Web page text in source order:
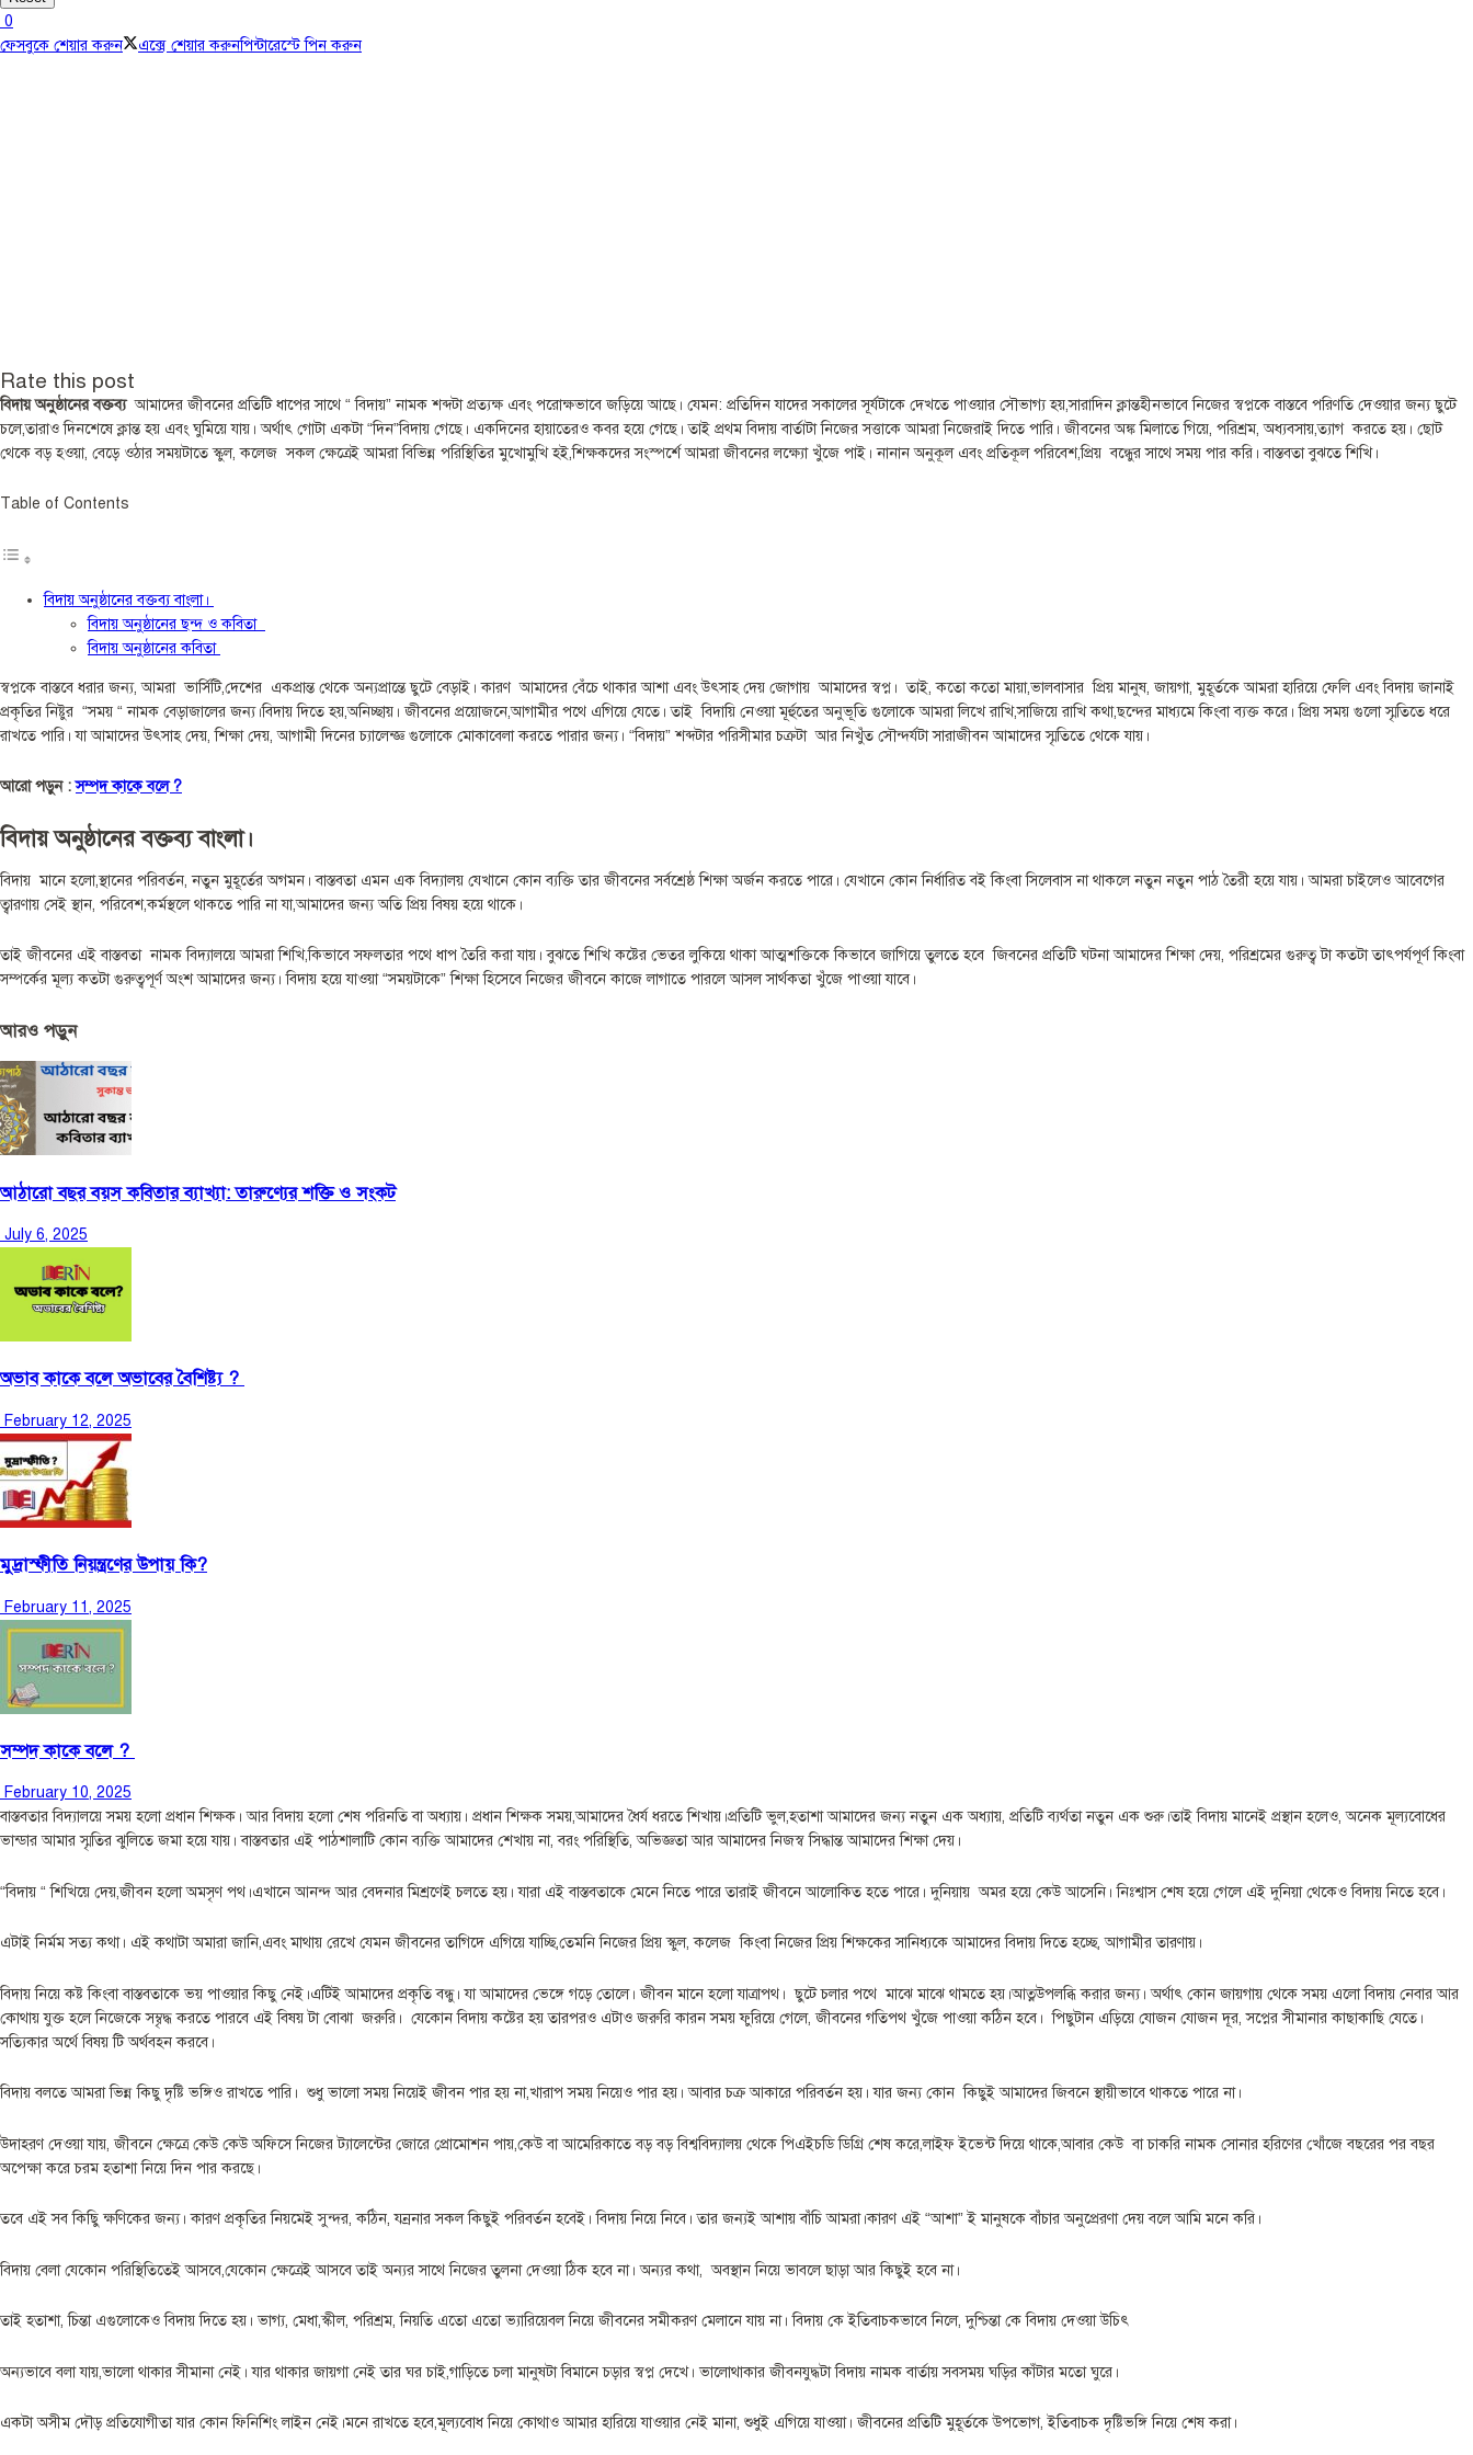
0
ফেসবুকে শেয়ার করুন
এক্সে শেয়ার করুনপিন্টারেস্টে পিন করুন
Rate this post
বিদায় অনুষ্ঠানের বক্তব্য আমাদের জীবনের প্রতিটি ধাপের সাথে “ বিদায়” নামক শব্দটা প্রত্যক্ষ এবং পরোক্ষভাবে জড়িয়ে আছে। যেমন: প্রতিদিন যাদের সকালের সূর্যটাকে দেখতে পাওয়ার সৌভাগ্য হয়,সারাদিন ক্লান্তহীনভাবে নিজের স্বপ্নকে বাস্তবে পরিণতি দেওয়ার জন্য ছুটে
চলে,তারাও দিনশেষে ক্লান্ত হয় এবং ঘুমিয়ে যায়। অর্থাৎ গোটা একটা “দিন”বিদায় গেছে। একদিনের হায়াতেরও কবর হয়ে গেছে। তাই প্রথম বিদায় বার্তাটা নিজের সত্তাকে আমরা নিজেরাই দিতে পারি। জীবনের অঙ্ক মিলাতে গিয়ে, পরিশ্রম, অধ্যবসায়,ত্যাগ করতে হয়। ছোট
থেকে বড় হওয়া, বেড়ে ওঠার সময়টাতে স্কুল, কলেজ সকল ক্ষেত্রেই আমরা বিভিন্ন পরিস্থিতির মুখোমুখি হই,শিক্ষকদের সংস্পর্শে আমরা জীবনের লক্ষ্যো খুঁজে পাই। নানান অনুকূল এবং প্রতিকূল পরিবেশ,প্রিয় বন্ধুের সাথে সময় পার করি। বাস্তবতা বুঝতে শিখি।
Table of Contents
বিদায় অনুষ্ঠানের বক্তব্য বাংলা।
বিদায় অনুষ্ঠানের ছন্দ ও কবিতা
বিদায় অনুষ্ঠানের কবিতা
স্বপ্নকে বাস্তবে ধরার জন্য, আমরা ভার্সিটি,দেশের একপ্রান্ত থেকে অন্যপ্রান্তে ছুটে বেড়াই। কারণ আমাদের বেঁচে থাকার আশা এবং উৎসাহ দেয় জোগায় আমাদের স্বপ্ন। তাই, কতো কতো মায়া,ভালবাসার প্রিয় মানুষ, জায়গা, মুহূর্তকে আমরা হারিয়ে ফেলি এবং বিদায় জানাই
প্রকৃতির নিষ্টুর “সময় “ নামক বেড়াজালের জন্য।বিদায় দিতে হয়,অনিচ্ছায়। জীবনের প্রয়োজনে,আগামীর পথে এগিয়ে যেতে। তাই বিদায়ি নেওয়া মূর্হুতের অনুভূতি গুলোকে আমরা লিখে রাখি,সাজিয়ে রাখি কথা,ছন্দের মাধ্যমে কিংবা ব্যক্ত করে। প্রিয় সময় গুলো স্মৃতিতে ধরে
রাখতে পারি। যা আমাদের উৎসাহ দেয়, শিক্ষা দেয়, আগামী দিনের চ্যালেন্জ্ঞ গুলোকে মোকাবেলা করতে পারার জন্য। “বিদায়” শব্দটার পরিসীমার চক্রটা আর নিখুঁত সৌন্দর্যটা সারাজীবন আমাদের স্মৃতিতে থেকে যায়।
আরো পড়ুন : সম্পদ কাকে বলে ?
বিদায় অনুষ্ঠানের বক্তব্য বাংলা।
বিদায় মানে হলো,স্থানের পরিবর্তন, নতুন মুহূর্তের অগমন। বাস্তবতা এমন এক বিদ্যালয় যেখানে কোন ব্যক্তি তার জীবনের সর্বশ্রেষ্ঠ শিক্ষা অর্জন করতে পারে। যেখানে কোন নির্ধারিত বই কিংবা সিলেবাস না থাকলে নতুন নতুন পাঠ তৈরী হয়ে যায়। আমরা চাইলেও আবেগের
ত্বারণায় সেই স্থান, পরিবেশ,কর্মস্থলে থাকতে পারি না যা,আমাদের জন্য অতি প্রিয় বিষয় হয়ে থাকে।
তাই জীবনের এই বাস্তবতা নামক বিদ্যালয়ে আমরা শিখি,কিভাবে সফলতার পথে ধাপ তৈরি করা যায়। বুঝতে শিখি কষ্টের ভেতর লুকিয়ে থাকা আত্মশক্তিকে কিভাবে জাগিয়ে তুলতে হবে জিবনের প্রতিটি ঘটনা আমাদের শিক্ষা দেয়, পরিশ্রমের গুরুত্ব টা কতটা তাৎপর্যপূর্ণ কিংবা
সম্পর্কের মূল্য কতটা গুরুত্বপূর্ণ অংশ আমাদের জন্য। বিদায় হয়ে যাওয়া “সময়টাকে” শিক্ষা হিসেবে নিজের জীবনে কাজে লাগাতে পারলে আসল সার্থকতা খুঁজে পাওয়া যাবে।
আরও পড়ুন
আঠারো বছর বয়স কবিতার ব্যাখ্যা: তারুণ্যের শক্তি ও সংকট
July 6, 2025
অভাব কাকে বলে অভাবের বৈশিষ্ট্য ?
February 12, 2025
মুদ্রাস্ফীতি নিয়ন্ত্রণের উপায় কি?
February 11, 2025
সম্পদ কাকে বলে ?
February 10, 2025
বাস্তবতার বিদ্যালয়ে সময় হলো প্রধান শিক্ষক। আর বিদায় হলো শেষ পরিনতি বা অধ্যায়। প্রধান শিক্ষক সময়,আমাদের ধৈর্য ধরতে শিখায়।প্রতিটি ভুল,হতাশা আমাদের জন্য নতুন এক অধ্যায়, প্রতিটি ব্যর্থতা নতুন এক শুরু।তাই বিদায় মানেই প্রস্থান হলেও, অনেক মূল্যবোধের
ভান্ডার আমার স্মৃতির ঝুলিতে জমা হয়ে যায়। বাস্তবতার এই পাঠশালাটি কোন ব্যক্তি আমাদের শেখায় না, বরং পরিস্থিতি, অভিজ্ঞতা আর আমাদের নিজস্ব সিদ্ধান্ত আমাদের শিক্ষা দেয়।
“বিদায় “ শিখিয়ে দেয়,জীবন হলো অমসৃণ পথ।এখানে আনন্দ আর বেদনার মিশ্রণেই চলতে হয়। যারা এই বাস্তবতাকে মেনে নিতে পারে তারাই জীবনে আলোকিত হতে পারে। দুনিয়ায় অমর হয়ে কেউ আসেনি। নিঃশ্বাস শেষ হয়ে গেলে এই দুনিয়া থেকেও বিদায় নিতে হবে।
এটাই নির্মম সত্য কথা। এই কথাটা অমারা জানি,এবং মাথায় রেখে যেমন জীবনের তাগিদে এগিয়ে যাচ্ছি,তেমনি নিজের প্রিয় স্কুল, কলেজ কিংবা নিজের প্রিয় শিক্ষকের সানিধ্যকে আমাদের বিদায় দিতে হচ্ছে, আগামীর তারণায়।
বিদায় নিয়ে কষ্ট কিংবা বাস্তবতাকে ভয় পাওয়ার কিছু নেই।এটিই আমাদের প্রকৃতি বন্ধু। যা আমাদের ভেঙ্গে গড়ে তোলে। জীবন মানে হলো যাত্রাপথ। ছুটে চলার পথে মাঝে মাঝে থামতে হয়।আত্নউপলব্ধি করার জন্য। অর্থাৎ কোন জায়গায় থেকে সময় এলো বিদায় নেবার আর
কোথায় যুক্ত হলে নিজেকে সম্বৃদ্ধ করতে পারবে এই বিষয় টা বোঝা জরুরি। যেকোন বিদায় কষ্টের হয় তারপরও এটাও জরুরি কারন সময় ফুরিয়ে গেলে, জীবনের গতিপথ খুঁজে পাওয়া কঠিন হবে। পিছুটান এড়িয়ে যোজন যোজন দূর, সপ্নের সীমানার কাছাকাছি যেতে।
সত্যিকার অর্থে বিষয় টি অর্থবহন করবে।
বিদায় বলতে আমরা ভিন্ন কিছু দৃষ্টি ভঙ্গিও রাখতে পারি। শুধু ভালো সময় নিয়েই জীবন পার হয় না,খারাপ সময় নিয়েও পার হয়। আবার চক্র আকারে পরিবর্তন হয়। যার জন্য কোন কিছুই আমাদের জিবনে স্থায়ীভাবে থাকতে পারে না।
উদাহরণ দেওয়া যায়, জীবনে ক্ষেত্রে কেউ কেউ অফিসে নিজের ট্যালেন্টের জোরে প্রোমোশন পায়,কেউ বা আমেরিকাতে বড় বড় বিশ্ববিদ্যালয় থেকে পিএইচডি ডিগ্রি শেষ করে,লাইফ ইভেন্ট দিয়ে থাকে,আবার কেউ বা চাকরি নামক সোনার হরিণের খোঁজে বছরের পর বছর
অপেক্ষা করে চরম হতাশা নিয়ে দিন পার করছে।
তবে এই সব কিছুি ক্ষণিকের জন্য। কারণ প্রকৃতির নিয়মেই সুন্দর, কঠিন, যন্রনার সকল কিছুই পরিবর্তন হবেই। বিদায় নিয়ে নিবে। তার জন্যই আশায় বাঁচি আমরা।কারণ এই “আশা” ই মানুষকে বাঁচার অনুপ্রেরণা দেয় বলে আমি মনে করি।
বিদায় বেলা যেকোন পরিস্থিতিতেই আসবে,যেকোন ক্ষেত্রেই আসবে তাই অন্যর সাথে নিজের তুলনা দেওয়া ঠিক হবে না। অন্যর কথা, অবস্থান নিয়ে ভাবলে ছাড়া আর কিছুই হবে না।
তাই হতাশা, চিন্তা এগুলোকেও বিদায় দিতে হয়। ভাগ্য, মেধা,স্কীল, পরিশ্রম, নিয়তি এতো এতো ভ্যারিয়েবল নিয়ে জীবনের সমীকরণ মেলানে যায় না। বিদায় কে ইতিবাচকভাবে নিলে, দুশ্চিন্তা কে বিদায় দেওয়া উচিৎ
অন্যভাবে বলা যায়,ভালো থাকার সীমানা নেই। যার থাকার জায়গা নেই তার ঘর চাই,গাড়িতে চলা মানুষটা বিমানে চড়ার স্বপ্ন দেখে। ভালোথাকার জীবনযুদ্ধটা বিদায় নামক বার্তায় সবসময় ঘড়ির কাঁটার মতো ঘুরে।
একটা অসীম দৌড় প্রতিযোগীতা যার কোন ফিনিশিং লাইন নেই।মনে রাখতে হবে,মূল্যবোধ নিয়ে কোথাও আমার হারিয়ে যাওয়ার নেই মানা, শুধুই এগিয়ে যাওয়া। জীবনের প্রতিটি মুহূর্তকে উপভোগ, ইতিবাচক দৃষ্টিভঙ্গি নিয়ে শেষ করা।